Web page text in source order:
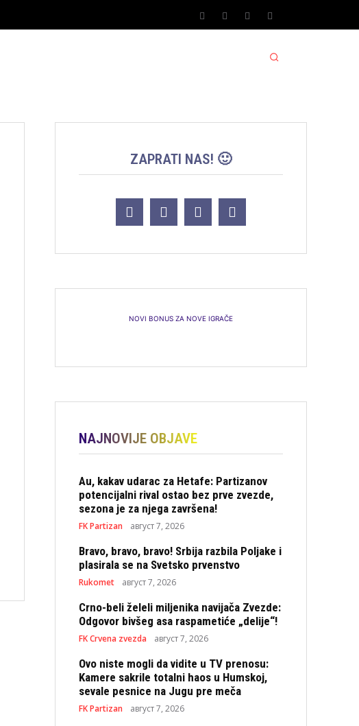
ZAPRATI NAS! 🙂
NOVI BONUS ZA NOVE IGRAČE
NAJNOVIJE OBJAVE
Au, kakav udarac za Hetafe: Partizanov
potencijalni rival ostao bez prve zvezde,
sezona je za njega završena!
FK Partizan август 7, 2026
Bravo, bravo, bravo! Srbija razbila Poljake i
plasirala se na Svetsko prvenstvo
Rukomet август 7, 2026
Crno-beli želeli miljenika navijača Zvezde:
Odgovor bivšeg asa raspametiće „delije“!
FK Crvena zvezda август 7, 2026
Ovo niste mogli da vidite u TV prenosu:
Kamere sakrile totalni haos u Humskoj,
sevale pesnice na Jugu pre meča
FK Partizan август 7, 2026